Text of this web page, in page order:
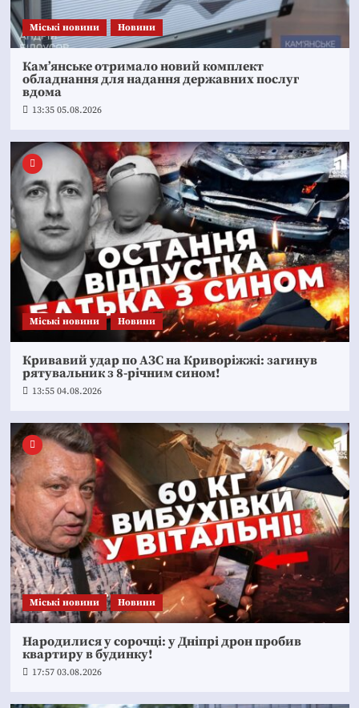
Mіські новини Новини
Кам’янське отримало новий комплект
обладнання для надання державних послуг
вдома
13:35 05.08.2026
Mіські новини Новини
Кривавий удар по АЗС на Криворіжжі: загинув
рятувальник з 8-річним сином!
13:55 04.08.2026
Mіські новини Новини
Народилися у сорочці: у Дніпрі дрон пробив
квартиру в будинку!
17:57 03.08.2026